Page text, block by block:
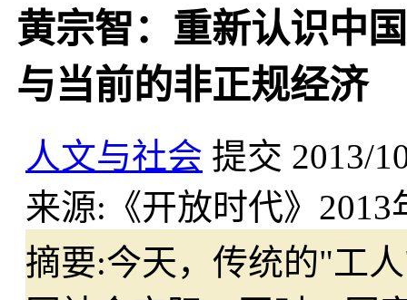
黄宗智：重新认识中
与当前的非正规经济
人文与社会 提交 2013/
来源: 《开放时代》
摘要:今天，传统的"工